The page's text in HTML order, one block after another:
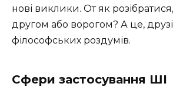
нові виклики. От як
другом або ворогом? А це,
філософських роздумів.
Сфери застосування ШІ